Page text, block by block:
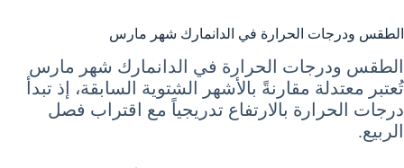
الطقس ودرجات الحرارة في الدانمارك شهر مارس
الطقس ودرجات الحرارة في الدانمارك شهر مارس
تُعتبر معتدلة مقارنةً بالأشهر الشتوية السابقة، إذ تبدأ
درجات الحرارة بالارتفاع تدريجياً مع اقتراب فصل
الربيع.